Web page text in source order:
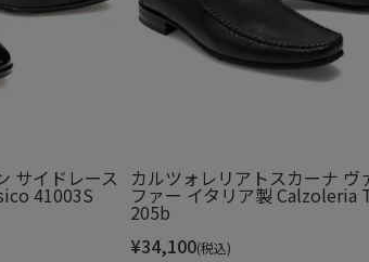
ります。
サイドレース
41003S
カルツォレリアトスカーナ ヴ
ファー イタリア製 Calzoleria
205b
¥34,100(税込)